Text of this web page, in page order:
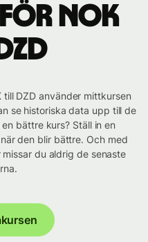
NOK
DZD använder mittkursen
se historiska data upp till de
bättre kurs? Ställ in en
den blir bättre. Och med
du aldrig de senaste